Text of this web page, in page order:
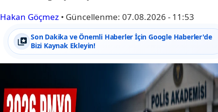
Hakan Göçmez • Güncellenme: 07.08.2026 - 11:53
Son Dakika ve Önemli Haberler İçin Google Haberler'de
Bizi Kaynak Ekleyin!